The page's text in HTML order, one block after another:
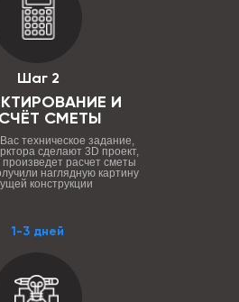
1-3 дней
Шаг 2
И
СМЕТЫ
техническое задание,
сделают 3D проект,
расчет сметы
наглядную картину
конструкции